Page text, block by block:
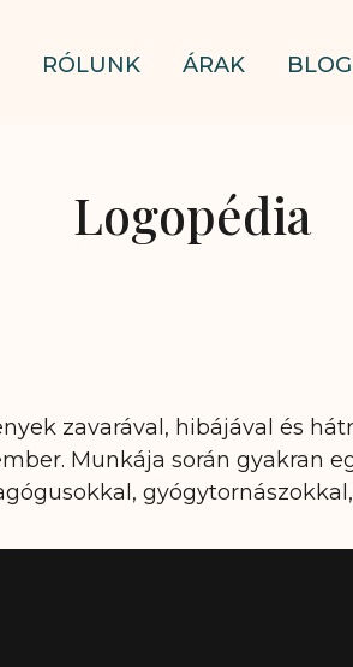
RÓLUNK ÁRAK BLOG
Logopédia
zavarával, hibájával és
Munkája során gyakran